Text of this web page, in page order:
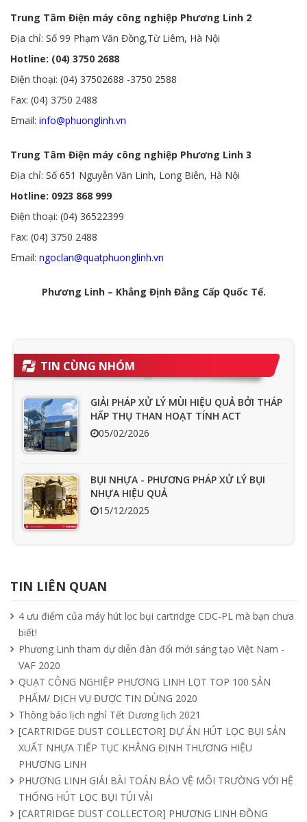
Trung Tâm Điện máy công nghiệp Phương Linh 2
Địa chỉ: Số 99 Phạm Văn Đồng,Từ Liêm, Hà Nội
Hotline: (04) 3750 2688
Điện thoại: (04) 37502688 -3750 2588
Fax: (04) 3750 2488
Email: info@phuonglinh.vn
Trung Tâm Điện máy công nghiệp Phương Linh 3
Địa chỉ: Số 651 Nguyễn Văn Linh, Long Biên, Hà Nội
Hotline: 0923 868 999
Điện thoại: (04) 36522399
Fax: (04) 3750 2488
Email: ngoclan@quatphuonglinh.vn
Phương Linh – Khẳng Định Đẳng Cấp Quốc Tế.
TIN CÙNG NHÓM
GIẢI PHÁP XỬ LÝ MÙI HIỆU QUẢ BỞI THÁP
HẤP THỤ THAN HOẠT TÍNH ACT
05/02/2026
BỤI NHỰA - PHƯƠNG PHÁP XỬ LÝ BỤI
NHỰA HIỆU QUẢ
15/12/2025
15/04/2025
11/04/2025
Quạt nồi hơi công nghiệp và cách phân
loại theo mục đích sử dụng chuẩn nhất
04/04/2025
TIN LIÊN QUAN
4 ưu điểm của máy hút lọc bụi cartridge CDC-PL mà bạn chưa
biết!
Phương Linh tham dự diễn đàn đổi mới sáng tạo Việt Nam -
VAF 2020
QUẠT CÔNG NGHIỆP PHƯƠNG LINH LỌT TOP 100 SẢN
PHẨM/ DỊCH VỤ ĐƯỢC TIN DÙNG 2020
Thông báo lịch nghỉ Tết Dương lịch 2021
[CARTRIDGE DUST COLLECTOR] DỰ ÁN HÚT LỌC BỤI SẢN
XUẤT NHỰA TIẾP TỤC KHẲNG ĐỊNH THƯƠNG HIỆU
PHƯƠNG LINH
PHƯƠNG LINH GIẢI BÀI TOÁN BẢO VỆ MÔI TRƯỜNG VỚI HỆ
THỐNG HÚT LỌC BỤI TÚI VẢI
[CARTRIDGE DUST COLLECTOR] PHƯƠNG LINH ĐỒNG